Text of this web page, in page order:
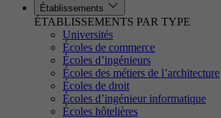
Établissements
ÉTABLISSEMENTS PAR TYPE
Universités
Écoles de commerce
Écoles d’ingénieurs
Écoles des métiers de l’architecture
Écoles de droit
Écoles d’ingénieur informatique
Écoles hôtelières